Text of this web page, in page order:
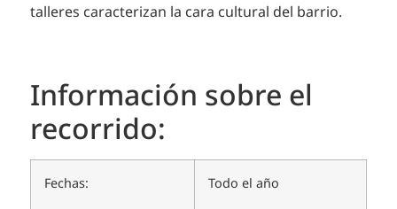
talleres caracterizan la cara cultural del barrio.
Información sobre el
recorrido:
Fechas: Todo el año